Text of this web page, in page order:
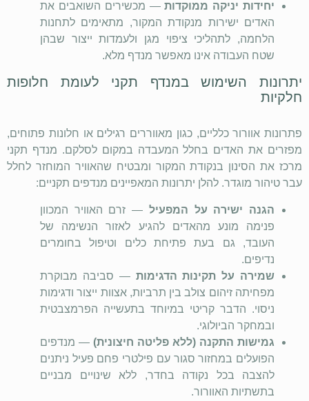
יחידות יניקה ממוקדות— מכשירים השואבים את
האדים ישירות מנקודת המקור, מתאימים לתחנות
הלחמה, לתהליכי ציפוי מגן ולעמדות ייצור שבהן
שטח העבודה אינו מאפשר מנדף מלא.
יתרונות השימוש במנדף תקני לעומת חלופות
חלקיות
פתרונות אוורור כלליים, כגון מאווררים רגילים או חלונות פתוחים,
מפזרים את האדים בחלל המעבדה במקום לסלקם. מנדף תקני
מרכז את הסינון בנקודת המקור ומבטיח שהאוויר המוחזר לחלל
עבר טיהור מוגדר. להלן יתרונות המאפיינים מנדפים תקניים:
הגנה ישירה על המפעיל — זרם האוויר המכוון
פנימה מונע מהאדים להגיע לאזור הנשימה של
העובד, גם בעת פתיחת כלים וטיפול בחומרים
נדיפים.
שמירה על תקינות הדגימות — סביבה מבוקרת
מפחיתה זיהום צולב בין תרביות, אצוות ייצור ודגימות
ניסוי. הדבר קריטי במיוחד בתעשייה הפרמצבטית
ובמחקר הביולוגי.
גמישות התקנה (ללא פליטה חיצונית) — מנדפים
הפועלים במחזור סגור עם פילטרי פחם פעיל ניתנים
להצבה בכל נקודה בחדר, ללא שינויים מבניים
בתשתיות האוורור.